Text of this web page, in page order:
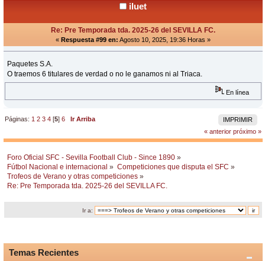
iluet
Re: Pre Temporada tda. 2025-26 del SEVILLA FC.
« Respuesta #99 en: Agosto 10, 2025, 19:36 Horas »
Paquetes S.A.
O traemos 6 titulares de verdad o no le ganamos ni al Triaca.
En línea
IMPRIMIR
Páginas: 1 2 3 4 [5]6
Ir Arriba
« anterior próximo »
Foro Oficial SFC - Sevilla Football Club - Since 1890 »
Fútbol Nacional e internacional » Competiciones que disputa el SFC »
Trofeos de Verano y otras competiciones »
Re: Pre Temporada tda. 2025-26 del SEVILLA FC.
Ir a:
Temas Recientes